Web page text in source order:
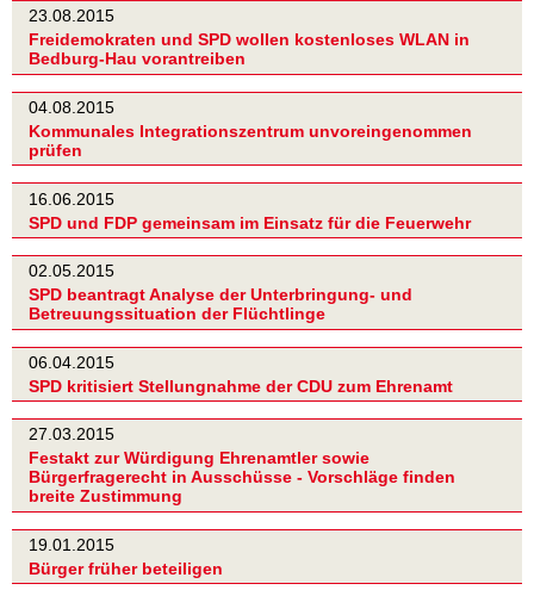
23.08.2015
Freidemokraten und SPD wollen kostenloses WLAN in
Bedburg-Hau vorantreiben
04.08.2015
Kommunales Integrationszentrum unvoreingenommen
prüfen
16.06.2015
SPD und FDP gemeinsam im Einsatz für die Feuerwehr
02.05.2015
SPD beantragt Analyse der Unterbringung- und
Betreuungssituation der Flüchtlinge
06.04.2015
SPD kritisiert Stellungnahme der CDU zum Ehrenamt
27.03.2015
Festakt zur Würdigung Ehrenamtler sowie
Bürgerfragerecht in Ausschüsse - Vorschläge finden
breite Zustimmung
19.01.2015
Bürger früher beteiligen